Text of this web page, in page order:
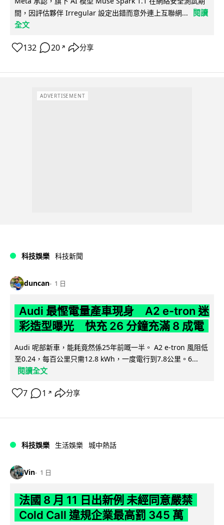
間，因評估夥伴 Irregular 設定出錯而意外連上互聯網...
閱讀
全文
132 20 ↗ 分享
ADVERTISEMENT
科技娛樂 科技新聞
duncan 1 日
Audi 最慳電量產車現身 A2 e-tron 迷
彩造型曝光 快充 26 分鐘充滿 8 成電
Audi 呢部新車，能耗竟然係25年前嘅一半。 A2 e-tron 風阻低
至0.24，每百公里只需12.8 kWh，一度電行到7.8公里。6...
閱讀全文
7 1 ↗ 分享
科技娛樂 生活娛樂 城中熱話
Vin 1 日
法國 8 月 11 日出新例 未經同意嚴禁
Cold Call 違規企業最高罰 345 萬